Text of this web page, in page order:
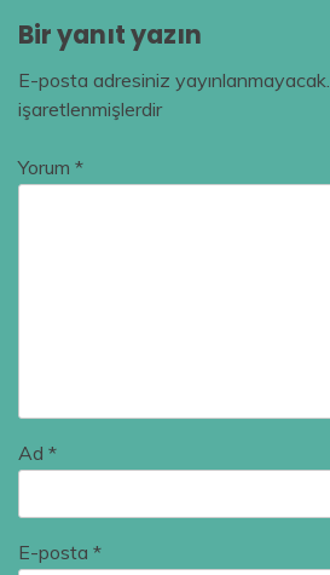
Bir yanıt yazın
E-posta adresiniz yayınlanmayacak.
işaretlenmişlerdir
Yorum *
Ad *
E-posta *